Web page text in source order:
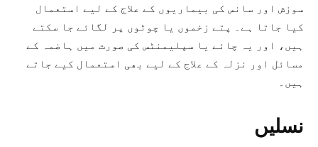
سوزش اور سانس کی بیماریوں کے علاج کے لیے استعمال
کیا جاتا ہے۔ پتے زخموں یا چوٹوں پر لگائے جا سکتے
ہیں، اور یہ چائے یا سپلیمنٹس کی صورت میں ہاضمہ کے
مسائل اور نزلہ کے علاج کے لیے بھی استعمال کیے جاتے
ہیں۔
نسلیں